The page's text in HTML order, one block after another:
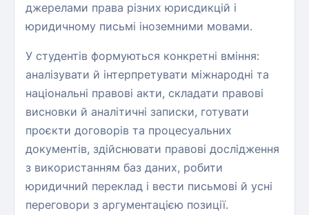
джерелами права різних юрисдикцій і
юридичному письмі іноземними мовами.
У студентів формуються конкретні вміння:
аналізувати й інтерпретувати міжнародні та
національні правові акти, складати правові
висновки й аналітичні записки, готувати
проєкти договорів та процесуальних
документів, здійснювати правові дослідження
з використанням баз даних, робити
юридичний переклад і вести письмові й усні
переговори з аргументацією позиції.